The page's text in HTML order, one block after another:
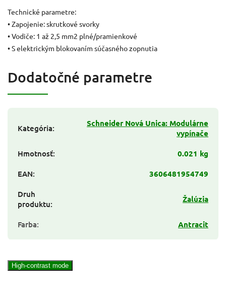
Technické parametre:
• Zapojenie: skrutkové svorky
• Vodiče: 1 až 2,5 mm2 plné/pramienkové
• S elektrickým blokovaním súčasného zopnutia
Dodatočné parametre
Kategória:
Schneider Nová Unica: Modulárne
vypínače
Hmotnosť:
0.021 kg
EAN:
3606481954749
Druh
produktu: Žalúzia
Farba: Antracit
High-contrast mode